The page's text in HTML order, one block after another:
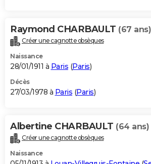
Raymond CHARBAULT (67 ans)
Créer une cagnotte obsèques
Naissance
28/01/1911 à Paris (Paris)
Décès
27/03/1978 à Paris (Paris)
Albertine CHARBAULT (64 ans)
Créer une cagnotte obsèques
Naissance